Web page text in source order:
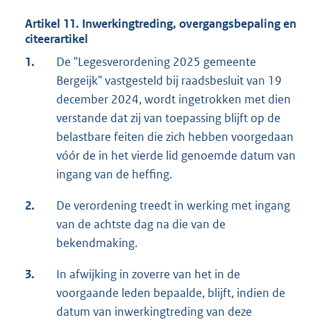
Artikel 11. Inwerkingtreding, overgangsbepaling en
citeerartikel
1.
De "Legesverordening 2025 gemeente
Bergeijk" vastgesteld bij raadsbesluit van 19
december 2024, wordt ingetrokken met dien
verstande dat zij van toepassing blijft op de
belastbare feiten die zich hebben voorgedaan
vóór de in het vierde lid genoem­de datum van
ingang van de heffing.
2.
De verordening treedt in werking met ingang
van de achtste dag na die van de
bekendmaking.
3.
In afwijking in zoverre van het in de
voorgaande leden bepaalde, blijft, indien de
datum van inwerkingtreding van deze